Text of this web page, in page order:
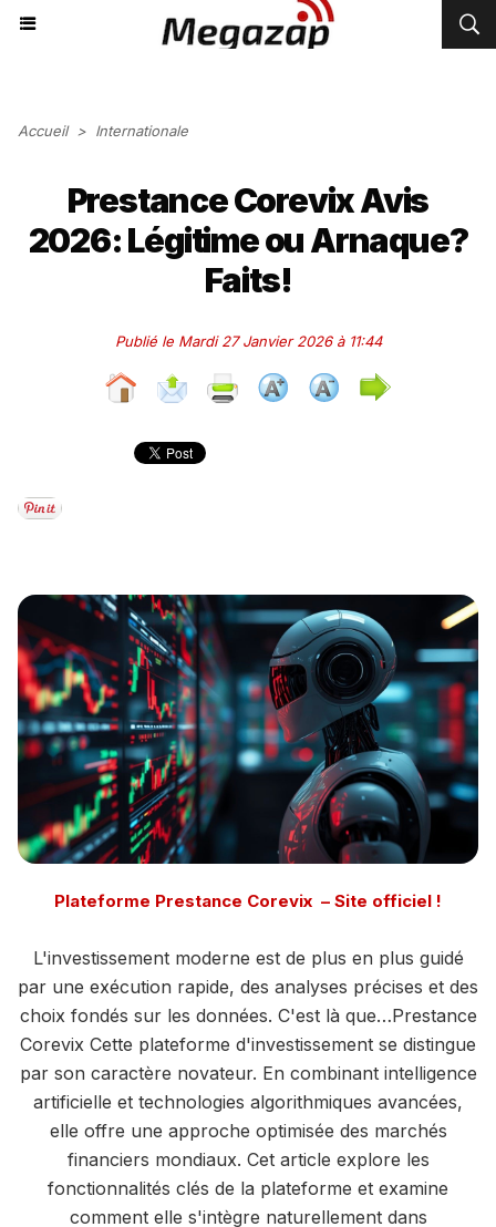
Accueil > Internationale
Prestance Corevix Avis
2026: Légitime ou Arnaque?
Faits!
Publié le Mardi 27 Janvier 2026 à 11:44
Plateforme Prestance Corevix – Site officiel !
L'investissement moderne est de plus en plus guidé
par une exécution rapide, des analyses précises et des
choix fondés sur les données. C'est là que…Prestance
Corevix Cette plateforme d'investissement se distingue
par son caractère novateur. En combinant intelligence
artificielle et technologies algorithmiques avancées,
elle offre une approche optimisée des marchés
financiers mondiaux. Cet article explore les
fonctionnalités clés de la plateforme et examine
comment elle s'intègre naturellement dans